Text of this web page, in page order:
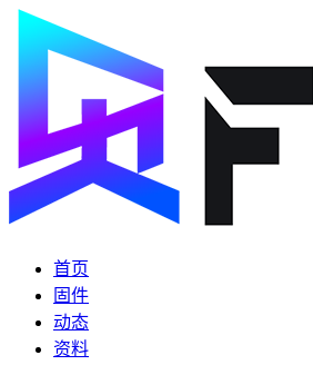
首页
固件
动态
资料